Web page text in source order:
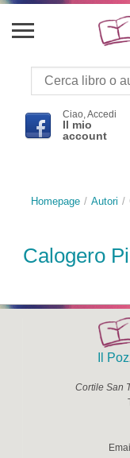
Ciao, Accedi
Il mio
account
Homepage Autori
Calogero
Il
Cortile San